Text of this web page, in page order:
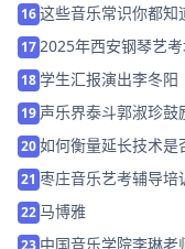
16这些音乐常识你都知
17 2025年西安钢琴艺
18学生汇报演出李冬阳
19 声乐界泰斗郭淑珍鼓
20如何衡量延长技术是
21 枣庄音乐艺考辅导培
22马博雅
23 中国音乐学院李琳